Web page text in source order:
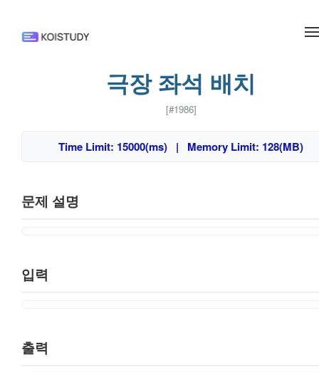
극장 좌석 배치
[#1986]
Time Limit: 15000(ms) | Memory Limit: 128(MB)
문제 설명
입력
출력